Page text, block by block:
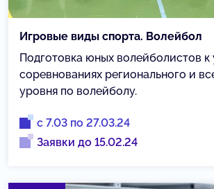
Игровые виды спорта. Волейбол
Подготовка юных волейболистов к
соревнованиях регионального и
уровня по волейболу.
с 7.03 по 27.03.24
Заявки до 15.02.24